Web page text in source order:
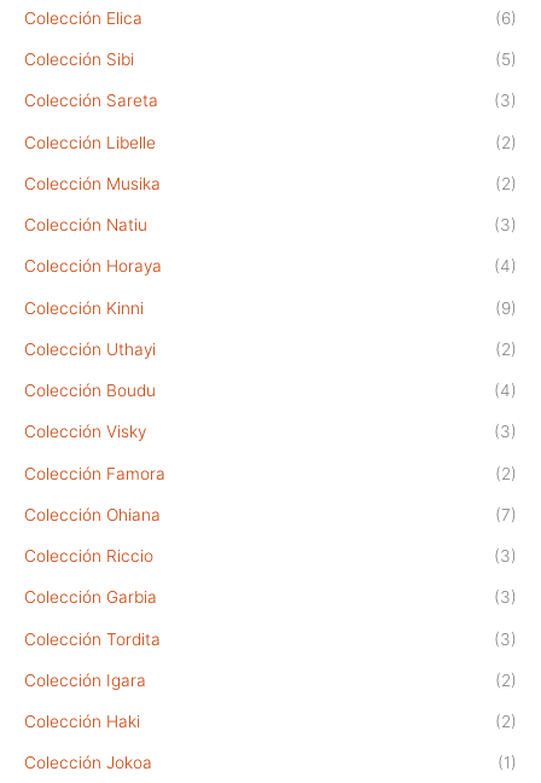
Colección Elica (6)
Colección Sibi (5)
Colección Sareta (3)
Colección Libelle (2)
Colección Musika (2)
Colección Natiu (3)
Colección Horaya (4)
Colección Kinni (9)
Colección Uthayi (2)
Colección Boudu (4)
Colección Visky (3)
Colección Famora (2)
Colección Ohiana (7)
Colección Riccio (3)
Colección Garbia (3)
Colección Tordita (3)
Colección Igara (2)
Colección Haki (2)
Colección Jokoa (1)